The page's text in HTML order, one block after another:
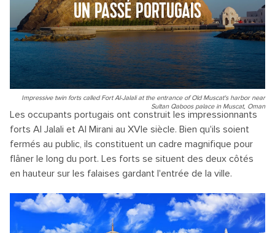
UN PASSÉ PORTUGAIS
Impressive twin forts called Fort Al-Jalali at the entrance of Old Muscat's harbor near
Sultan Qaboos palace in Muscat, Oman
Les occupants portugais ont construit les impressionnants
forts Al Jalali et Al Mirani au XVIe siècle. Bien qu'ils soient
fermés au public, ils constituent un cadre magnifique pour
flâner le long du port. Les forts se situent des deux côtés
en hauteur sur les falaises gardant l'entrée de la ville.